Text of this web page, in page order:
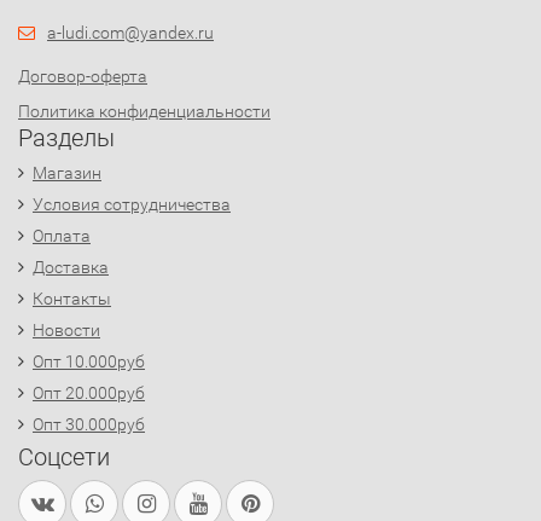
a-ludi.com@yandex.ru
Договор-оферта
Политика конфиденциальности
Разделы
Магазин
Условия сотрудничества
Оплата
Доставка
Контакты
Новости
Опт 10.000руб
Опт 20.000руб
Опт 30.000руб
Соцсети